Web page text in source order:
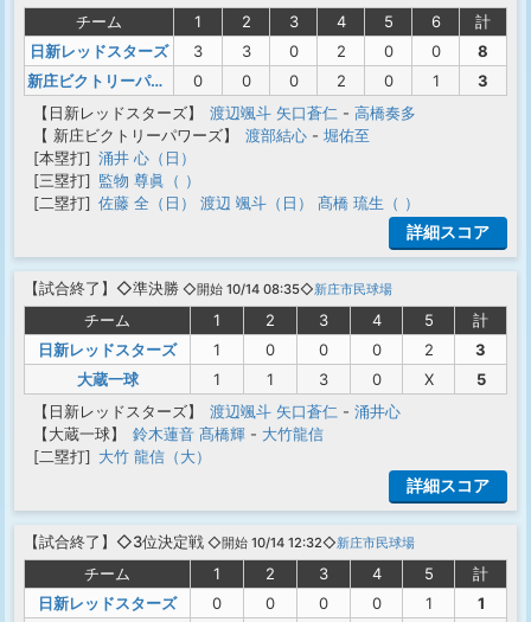
チーム 1 2 3 4 5 6
計
日新レッドスターズ
3 3 0 2 0 0
8
新庄ビクトリーパワーズ
0 0 0 2 0 1
3
【日新レッドスターズ】
渡辺颯斗 矢口蒼仁 - 高橋奏多
【 新庄ビクトリーパワーズ】
渡部結心 - 堀佑至
[本塁打] 涌井 心（日）
[三塁打] 監物 尊眞（ ）
[二塁打] 佐藤 全（日） 渡辺 颯斗（日） 髙橋 琉生（ ）
詳細スコア
【試合終了 】◇準決勝 ◇開始 10/14 08:35◇新庄市民球場
チーム 1 2 3 4 5
計
日新レッドスターズ
1 0 0 0 2
3
大蔵一球
1 1 3 0 X
5
【日新レッドスターズ】
渡辺颯斗 矢口蒼仁 - 涌井心
【大蔵一球】
鈴木蓮音 髙橋輝 - 大竹龍信
[二塁打] 大竹 龍信（大）
詳細スコア
【試合終了 】◇3位決定戦 ◇開始 10/14 12:32◇新庄市民球場
チーム 1 2 3 4 5
計
日新レッドスターズ
0 0 0 0 1
1